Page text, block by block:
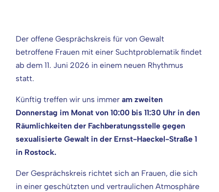
Der offene Gesprächskreis für von Gewalt
betroffene Frauen mit einer Suchtproblematik findet
ab dem 11. Juni 2026 in einem neuen Rhythmus
statt.
Künftig treffen wir uns immer am zweiten
Donnerstag im Monat von 10:00 bis 11:30 Uhr in den
Räumlichkeiten der Fachberatungsstelle gegen
sexualisierte Gewalt in der Ernst-Haeckel-Straße 1
in Rostock.
Der Gesprächskreis richtet sich an Frauen, die sich
in einer geschützten und vertraulichen Atmosphäre